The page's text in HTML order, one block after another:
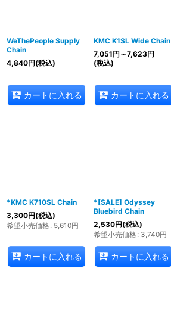
WeThePeople Supply
Chain
4,840円(税込)
カートに入れる
KMC K1SL Wide Chain
7,051円 ～7,623円
(税込)
カートに入れる
*KMC K710SL Chain
3,300円(税込)
希望小売価格: 5,610円
カートに入れる
*[SALE] Odyssey
Bluebird Chain
2,530円(税込)
希望小売価格: 3,740円
カートに入れる